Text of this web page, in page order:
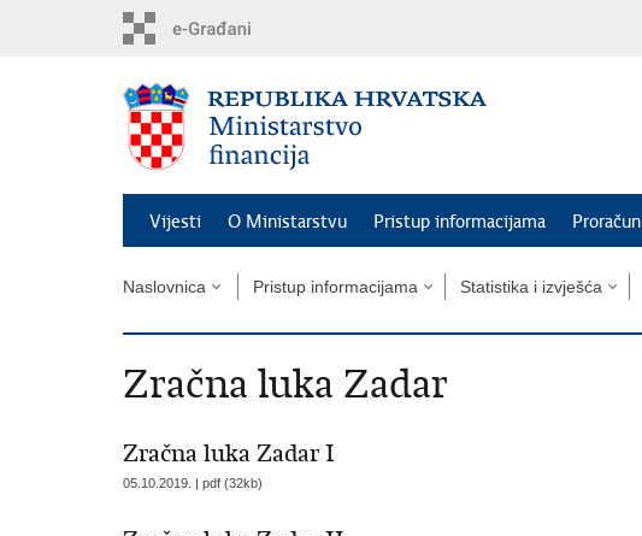
Vijesti O Ministarstvu Pristup informacijama Proračun
Naslovnica Pristup informacijama Statistika i izvješća
Zračna luka Zadar
Zračna luka Zadar I
05.10.2019. | pdf (32kb)